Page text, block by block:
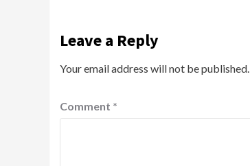
Leave a Reply
Your email address will not be published.
Comment *